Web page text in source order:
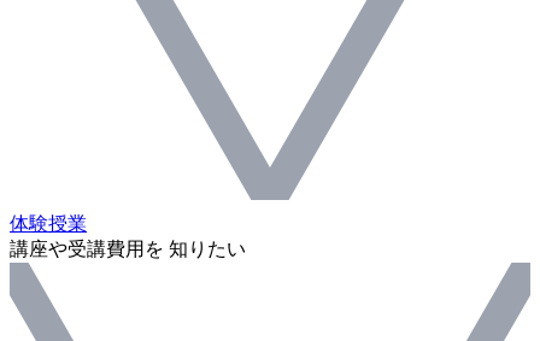
体験授業
講座や受講費用を 知りたい